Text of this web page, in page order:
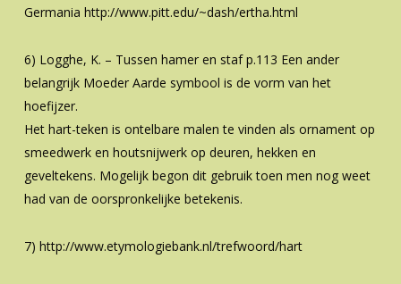
Germania http://www.pitt.edu/~dash/ertha.html
6) Logghe, K. – Tussen hamer en staf p.113 Een ander
belangrijk Moeder Aarde symbool is de vorm van het
hoefijzer.
Het hart-teken is ontelbare malen te vinden als ornament op
smeedwerk en houtsnijwerk op deuren, hekken en
geveltekens. Mogelijk begon dit gebruik toen men nog weet
had van de oorspronkelijke betekenis.
7) http://www.etymologiebank.nl/trefwoord/hart